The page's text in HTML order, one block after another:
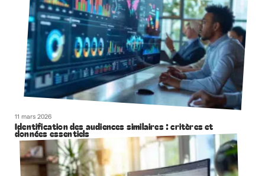
11 mars 2026
Identification des audiences similaires : critères et
données essentiels